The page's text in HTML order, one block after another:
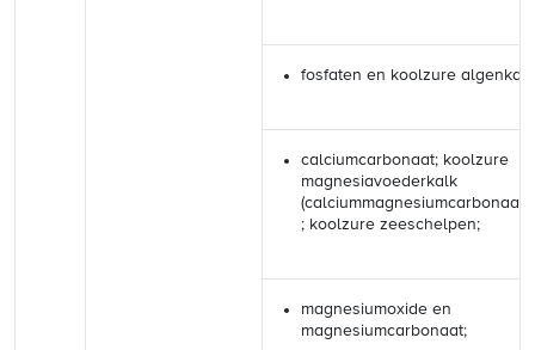
fosfaten en koolzure
calciumcarbonaat; koolzure
magnesiavoederkalk
(calciummagnesiumcarbonaat)
; koolzure zeeschelpen;
magnesiumoxide en
magnesiumcarbonaat;